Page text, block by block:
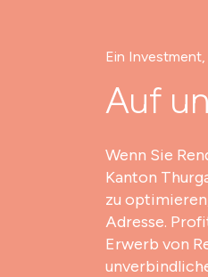
Ein
Auf
Wenn Sie
Kanton
zu
Adresse.
Erwerb von